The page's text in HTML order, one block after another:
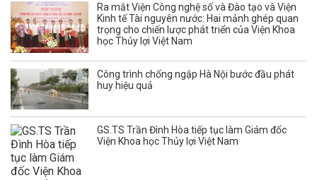
Ra mắt Viện Công nghệ số và Đào tạo và Viện
Kinh tế Tài nguyên nước: Hai mảnh ghép quan
trọng cho chiến lược phát triển của Viện Khoa
học Thủy lợi Việt Nam
Công trình chống ngập Hà Nội bước đầu phát
huy hiệu quả
GS.TS Trần Đình Hòa tiếp tục làm Giám đốc
Viện Khoa học Thủy lợi Việt Nam